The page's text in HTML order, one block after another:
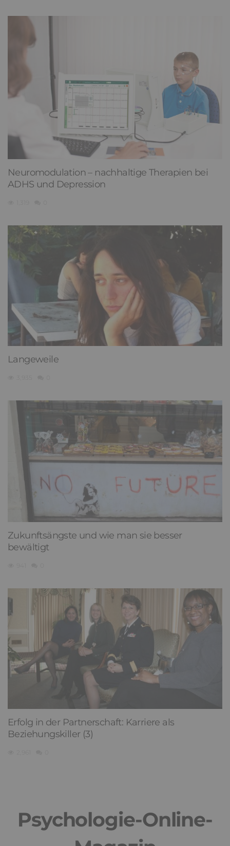
Neuromodulation – nachhaltige Therapien bei
ADHS und Depression
Langeweile
Zukunftsängste und wie man sie besser
bewältigt
Erfolg in der Partnerschaft: Karriere als
Beziehungskiller (3)
Psychologie-Online-